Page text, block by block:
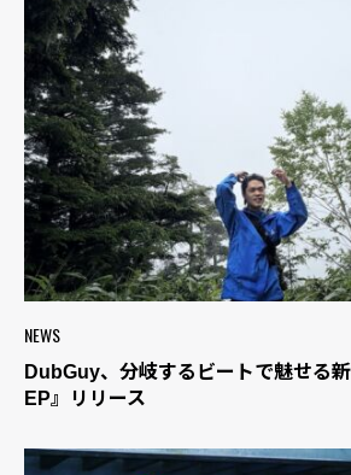
NEWS
DubGuy、分岐するビートで魅せる
EP』リリース